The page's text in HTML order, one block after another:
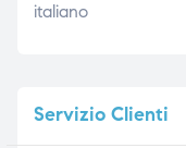
italiano
ServizioClienti